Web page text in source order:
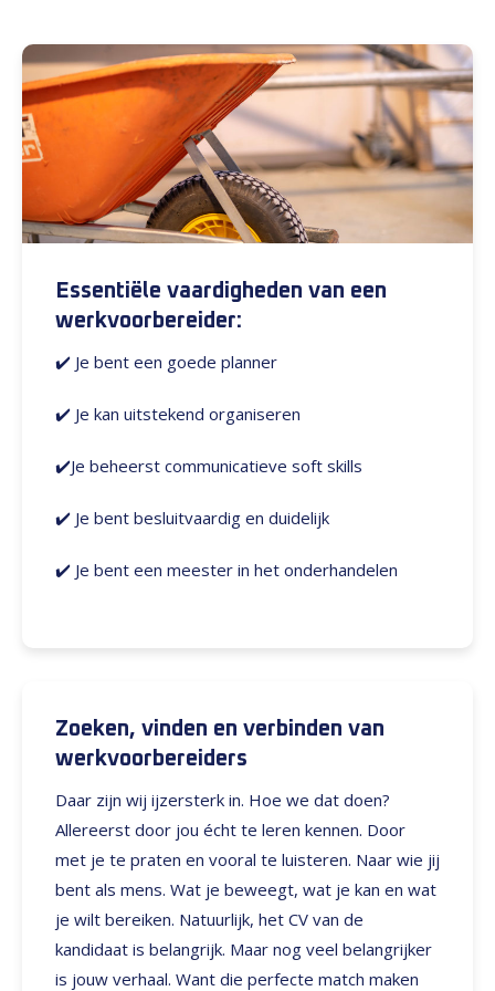
Essentiële vaardigheden van een
werkvoorbereider:
✔️ Je bent een goede planner
✔️ Je kan uitstekend organiseren
✔️Je beheerst communicatieve soft skills
✔️ Je bent besluitvaardig en duidelijk
✔️ Je bent een meester in het onderhandelen
Zoeken, vinden en verbinden van
werkvoorbereiders
Daar zijn wij ijzersterk in. Hoe we dat doen?
Allereerst door jou écht te leren kennen. Door
met je te praten en vooral te luisteren. Naar wie jij
bent als mens. Wat je beweegt, wat je kan en wat
je wilt bereiken. Natuurlijk, het CV van de
kandidaat is belangrijk. Maar nog veel belangrijker
is jouw verhaal. Want die perfecte match maken